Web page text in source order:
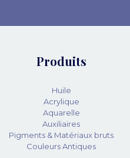
Produits
Huile
Acrylique
Aquarelle
Auxiliaires
Pigments & Matériaux bruts
Couleurs Antiques